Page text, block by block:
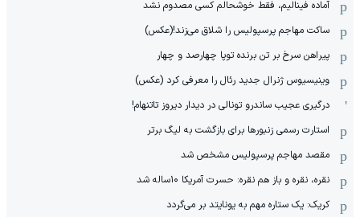
آماده فینالیم، فقط خوشحالم کسی مصدوم نشد
ساکت مهاجم پرسپولیس را شلاق می‌زند!(عکس)
پیراهن سرخ بر تن برنده توپا چهارصد و چهار
وینیسیوس ژنرال جدید رئال را معرفی کرد (عکس)
درگیری عجیب ساندرو تونالی در دیدار دیروز تاتنهام!
استارت رسمی زنبورها برای بازگشت به لیگ برتر
مقصد مهاجم پرسپولیس مشخص شد
نقره، نقره و باز هم نقره: حسرت آمریکا ۱۰‌ساله شد
کریک: یک ستاره مهم به یونایتد بر می‌گردد